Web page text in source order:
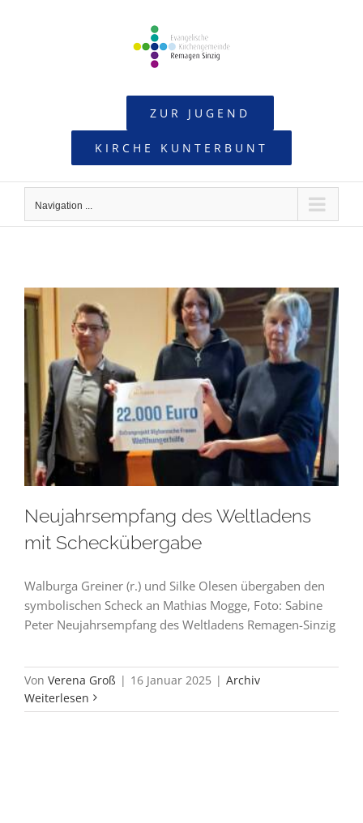
ZUR JUGEND
KIRCHE KUNTERBUNT
Navigation ...
Neujahrsempfang des Weltladens
mit Scheckübergabe
Walburga Greiner (r.) und Silke Olesen übergaben den
symbolischen Scheck an Mathias Mogge, Foto: Sabine
Peter Neujahrsempfang des Weltladens Remagen-Sinzig
Von Verena Groß | 16 Januar 2025 | Archiv
Weiterlesen